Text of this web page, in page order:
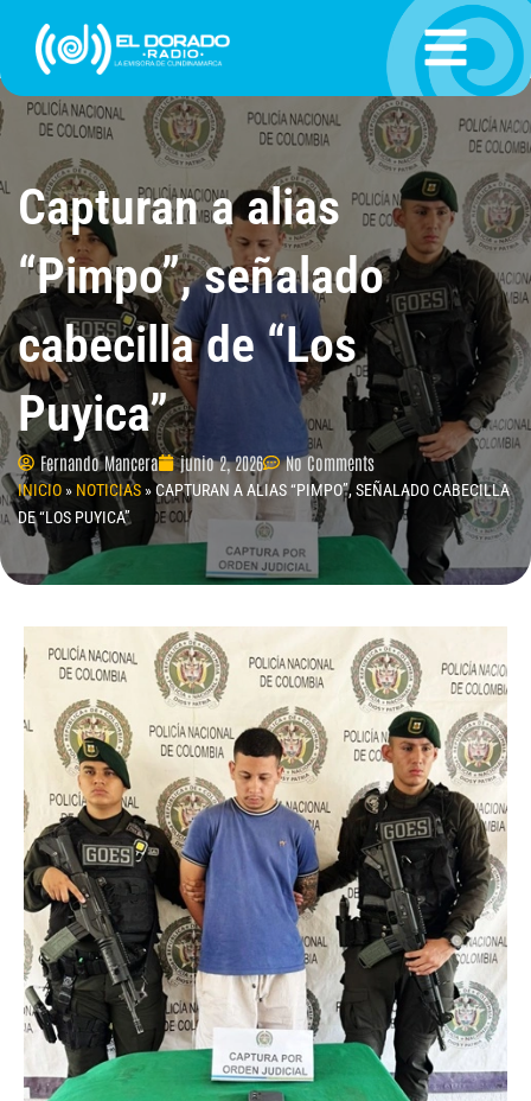
contenido
Capturan a alias
“Pimpo”, señalado
cabecilla de “Los
Puyica”
Fernando Mancera junio 2, 2026 No Comments
INICIO» NOTICIAS»CAPTURAN A ALIAS “PIMPO”, SEÑALADO CABECILLA
DE “LOS PUYICA”